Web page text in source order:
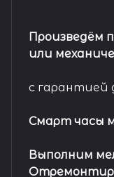
Произведём
или
с гарантией
Смарт часы
Выполним